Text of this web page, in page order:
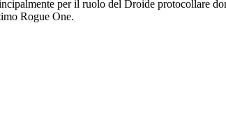
per il ruolo del Droide protocollare
Rogue One.